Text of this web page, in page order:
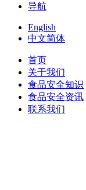
导航
English
中文简体
首页
关于我们
食品安全知识
食品安全资讯
联系我们